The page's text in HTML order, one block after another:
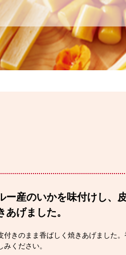
ー産のいかを味付けし、
あげました。
付きのまま香ばしく焼きあげました
ください。